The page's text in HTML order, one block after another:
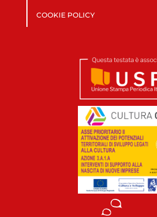
COOKIE POLICY